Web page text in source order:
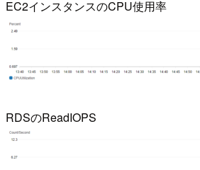
EC2インスタンスのCPU使用率
RDSのReadIOPS